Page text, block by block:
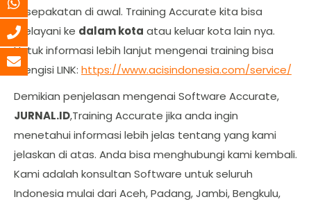
kesepakatan di awal. Training Accurate kita bisa
melayani ke dalam kota atau keluar kota lain nya.
Untuk informasi lebih lanjut mengenai training bisa
mengisi LINK: https://www.acisindonesia.com/service/
Demikian penjelasan mengenai Software Accurate,
JURNAL.ID,Training Accurate jika anda ingin
menetahui informasi lebih jelas tentang yang kami
jelaskan di atas. Anda bisa menghubungi kami kembali.
Kami adalah konsultan Software untuk seluruh
Indonesia mulai dari Aceh, Padang, Jambi, Bengkulu,